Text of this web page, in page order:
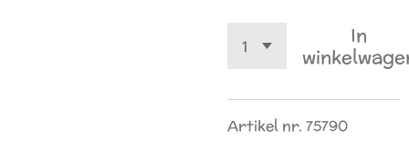
In
Artikel nr. 75790